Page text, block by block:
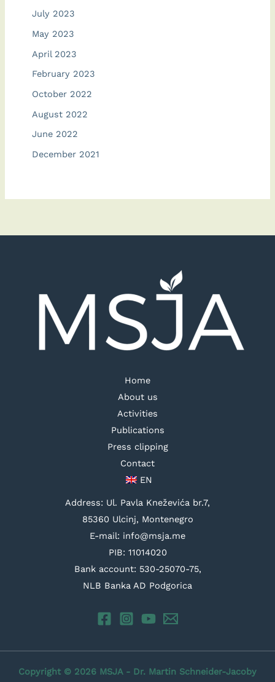
July 2023
May 2023
April 2023
February 2023
October 2022
August 2022
June 2022
December 2021
Home
About us
Activities
Publications
Press clipping
Contact
EN
Address: Ul. Pavla Kneževića br.7,
85360 Ulcinj, Montenegro
E-mail: info@msja.me
PIB: 11014020
Bank account: 530-25070-75,
NLB Banka AD Podgorica
Copyright © 2026 MSJA - Dr. Martin Schneider-Jacoby